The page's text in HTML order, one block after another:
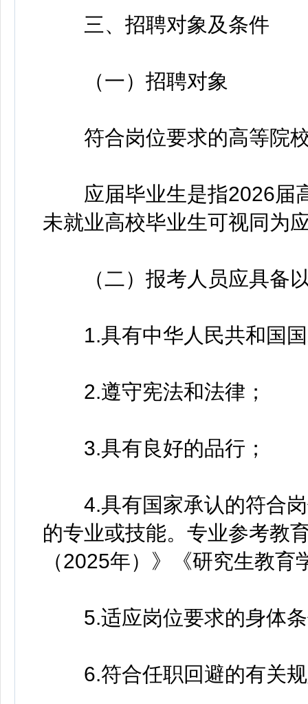
三、招聘对象及条件
（一）招聘对象
符合岗位要求的高等院校
应届毕业生是指2026届
未就业高校毕业生可视同为
（二）报考人员应具备
1.具有中华人民共和国国
2.遵守宪法和法律；
3.具有良好的品行；
4.具有国家承认的符合岗
的专业或技能。专业参考教
（2025年）》《研究生教
5.适应岗位要求的身体条
6.符合任职回避的有关规